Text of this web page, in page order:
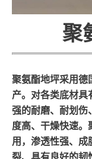
聚
聚氨酯地坪采用德
产。对各类底材具
强的耐磨、耐划伤
度高、干燥快速。
用，渗透性强、成